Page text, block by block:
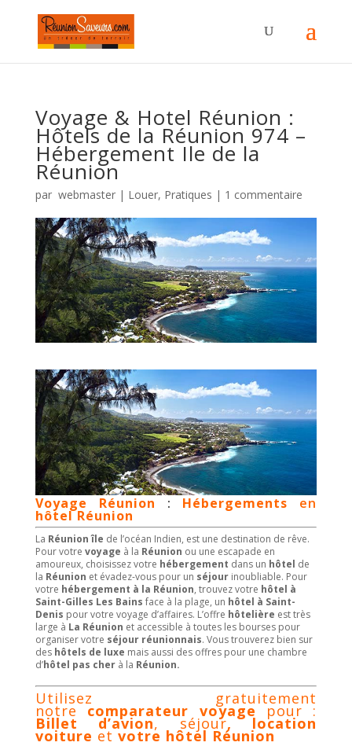
Voyage & Hotel Réunion :
Hôtels de la Réunion 974 –
Hébergement Ile de la
Réunion
par webmaster| Louer, Pratiques | 1 commentaire
Voyage Réunion : Hébergements en
hôtel Réunion
La Réunion île de l’océan Indien, est une destination de rêve.
Pour votre voyage à la Réunion ou une escapade en
amoureux, choisissez votre hébergement dans un hôtel de
la Réunion et évadez-vous pour un séjourinoubliable. Pour
votre hébergement à la Réunion, trouvez votre hôtel à
Saint-Gilles Les Bains face à la plage, un hôtel à Saint-
Denis pour votre voyage d’affaires. L’offre hôtelière est très
large à La Réunion et accessible à toutes les bourses pour
organiser votre séjour réunionnais. Vous trouverez bien sur
des hôtels de luxe mais aussi des offres pour une chambre
d’hôtel pas cherà la Réunion.
Utilisez gratuitement
notre comparateur voyage pour :
Billet d’avion, séjour, location
voiture et votre hôtel Réunion